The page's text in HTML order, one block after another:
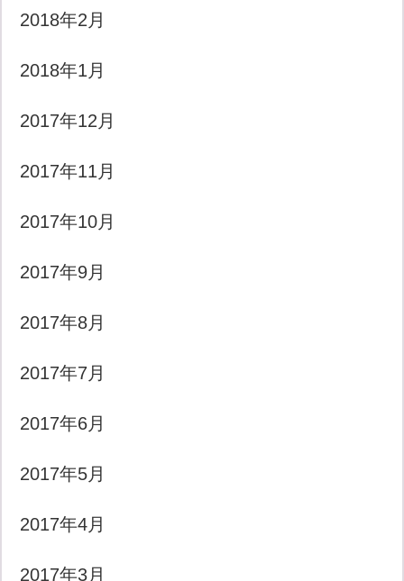
2018年2月
2018年1月
2017年12月
2017年11月
2017年10月
2017年9月
2017年8月
2017年7月
2017年6月
2017年5月
2017年4月
2017年3月